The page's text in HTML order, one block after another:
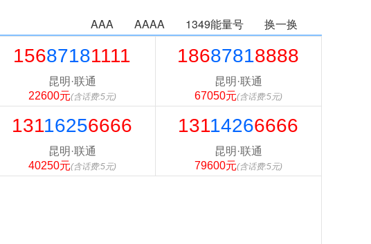
换一换
1349能量号
AAAA
AAA
15687181111
昆明·联通
22600元(含话费:5元)
18687818888
昆明·联通
67050元(含话费:5元)
13116256666
昆明·联通
40250元(含话费:5元)
13114266666
昆明·联通
79600元(含话费:5元)